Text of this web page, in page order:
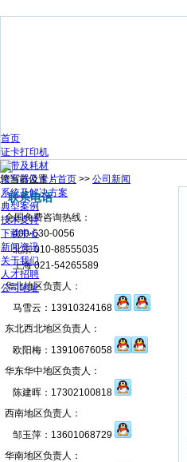
首页
证卡打印机
色带及耗材
读写器及卡片
系统及解决方案
典型案例
技术支持
下载中心
新闻资讯
关于我们
人才招聘
公司地址
您当前位置：首页 >> 公司新闻
联系电话
全国免费咨询热线：
400-630-0056
北京 010-88555035
上海 021-54265589
华北地区负责人：
马雪云：13910324168
东北西北地区负责人：
欧阳梅：13910676058
华东华中地区负责人：
陈建晖：17302100818
西南地区负责人：
邹玉萍：13601068729
华南地区负责人：